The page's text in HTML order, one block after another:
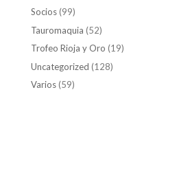
Socios(99)
Tauromaquia (52)
Trofeo Rioja y Oro (19)
Uncategorized (128)
Varios(59)